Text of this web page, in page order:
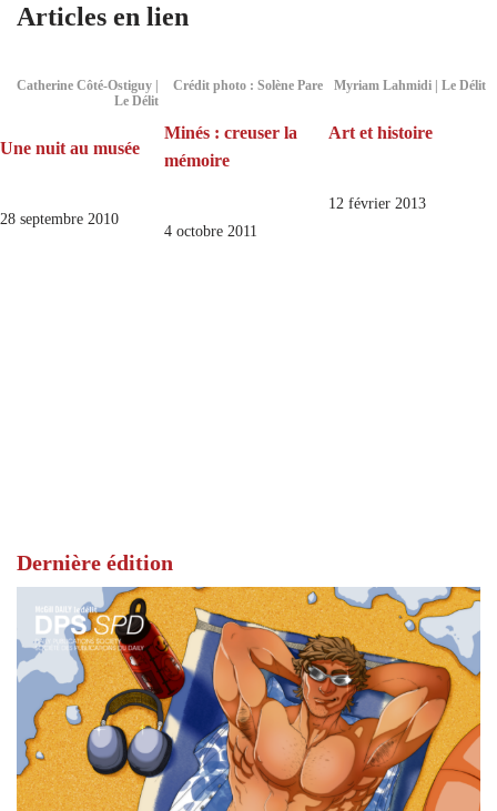
Articles en lien
Catherine Côté-Ostiguy |
Le Délit
Une nuit au musée
28 septembre 2010
Crédit photo : Solène Pare
Minés : creuser la
mémoire
4 octobre 2011
Myriam Lahmidi | Le Délit
Art et histoire
12 février 2013
Dernière édition